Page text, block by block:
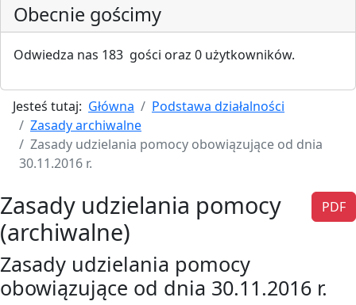
Obecnie gościmy
Odwiedza nas 183 gości oraz 0 użytkowników.
Jesteś tutaj: Główna
Podstawa działalności
Zasady archiwalne
Zasady udzielania pomocy obowiązujące od dnia
30.11.2016 r.
PDF
Zasady udzielania pomocy
(archiwalne)
Zasady udzielania pomocy
obowiązujące od dnia 30.11.2016 r.